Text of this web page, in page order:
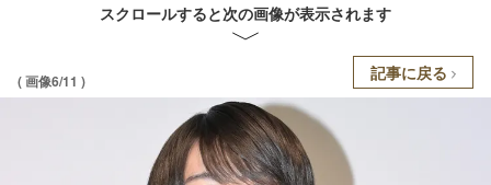
スクロールすると次の画像が表示されます
( 画像6/11 ) 記事に戻る